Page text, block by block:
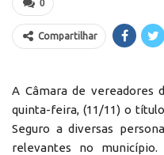
0
Compartilhar
A Câmara de vereadores
quinta-feira, (11/11) o
Seguro a diversas
relevantes no